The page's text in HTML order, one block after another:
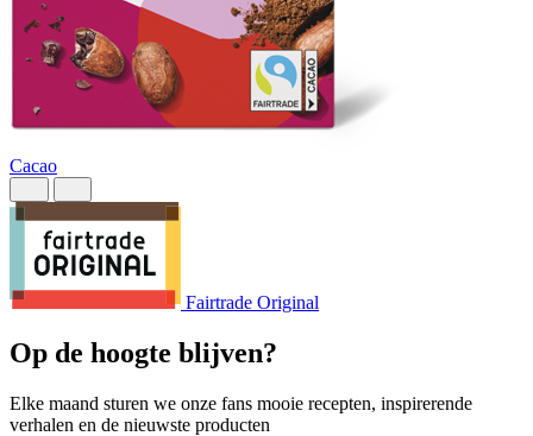
Cacao
Fairtrade Original
Op de hoogte blijven?
Elke maand sturen we onze fans mooie recepten, inspirerende
verhalen en de nieuwste producten